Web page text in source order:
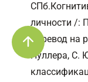
личности /:
Перевод на
Нуллера, С.